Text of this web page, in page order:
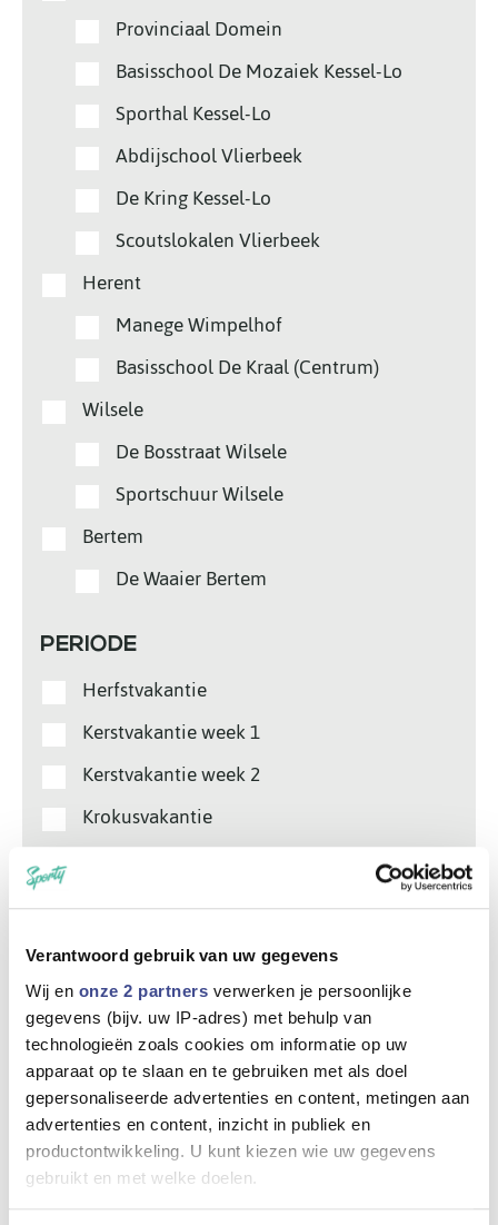
Verantwoord gebruik van uw gegevens
Wij en onze 2 partners verwerken je persoonlijke
gegevens (bijv. uw IP-adres) met behulp van
technologieën zoals cookies om informatie op uw
apparaat op te slaan en te gebruiken met als doel
gepersonaliseerde advertenties en content, metingen aan
advertenties en content, inzicht in publiek en
productontwikkeling. U kunt kiezen wie uw gegevens
gebruikt en met welke doelen.
Provinciaal Domein
Basisschool De Mozaiek Kessel-Lo
Sporthal Kessel-Lo
Abdijschool Vlierbeek
De Kring Kessel-Lo
Scoutslokalen Vlierbeek
Herent
Manege Wimpelhof
Basisschool De Kraal (Centrum)
Wilsele
De Bosstraat Wilsele
Sportschuur Wilsele
Bertem
De Waaier Bertem
PERIODE
Herfstvakantie
Kerstvakantie week 1
Kerstvakantie week 2
Krokusvakantie
Paasvakantie week 1
Paasvakantie week 2
Zomer 1
Zomer 2
Zomer 3
Zomer 4
Zomer 5
Zomer 6